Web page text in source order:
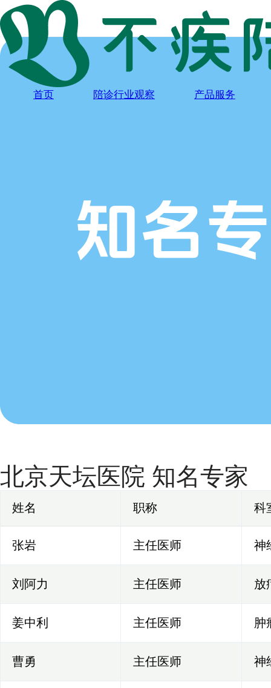
首页 陪诊行业观察 产品服务
北京天坛医院 知名专家
姓名 职称 科
张岩 主任医师 神
刘阿力 主任医师 放
姜中利 主任医师 肿
曹勇 主任医师 神